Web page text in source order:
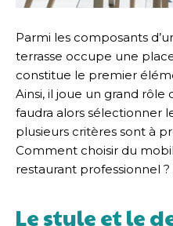
Parmi les composants
terrasse occupe une
constitue le premier
Ainsi, il joue un grand rôle
faudra alors sélectionner
plusieurs critères sont à
Comment choisir du
restaurant professionnel ?
Le style et le